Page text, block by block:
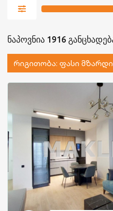
ნაპოვნია 1916
რიგითობა: ფასი მზარდი